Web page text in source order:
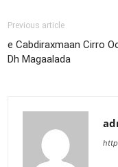
Previous article
e Cabdiraxmaan Cirro
Dh Magaalada